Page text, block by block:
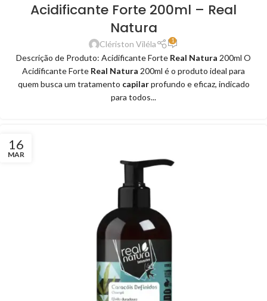
Acidificante Forte 200ml – Real
Natura
Clériston Viléla 1
Descrição de Produto: Acidificante Forte Real Natura 200ml O
Acidificante Forte Real Natura 200ml é o produto ideal para
quem busca um tratamento capilarprofundo e eficaz, indicado
para todos...
16
MAR